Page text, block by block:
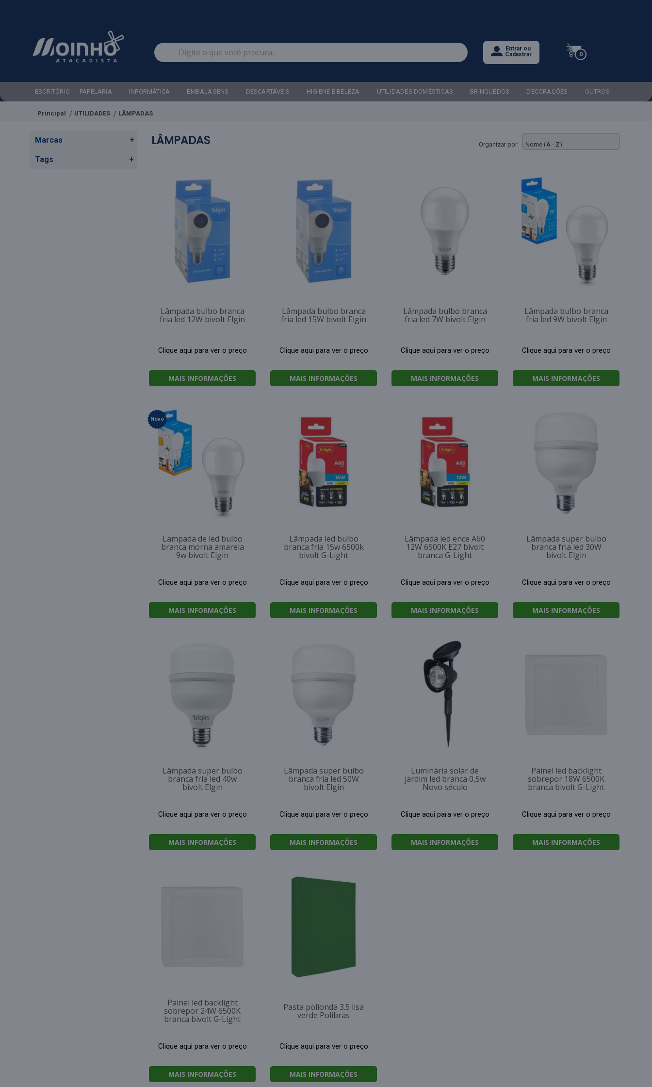
Entrar ou
Cadastrar
0
ESCRITÓRIO PAPELARIA INFORMÁTICA EMBALAGENS DESCARTÁVEIS HIGIENE E BELEZA UTILIDADES DOMÉSTICAS BRINQUEDOS DECORAÇÕES OUTROS
Principal UTILIDADES LÂMPADAS
Marcas +
Tags +
LÂMPADAS Organizar por:
Lâmpada bulbo branca
fria led 12W bivolt Elgin
Clique aqui para ver o preço
MAIS INFORMAÇÕES
Lâmpada bulbo branca
fria led 15W bivolt Elgin
Clique aqui para ver o preço
MAIS INFORMAÇÕES
Lâmpada bulbo branca
fria led 7W bivolt Elgin
Clique aqui para ver o preço
MAIS INFORMAÇÕES
Lâmpada bulbo branca
fria led 9W bivolt Elgin
Clique aqui para ver o preço
MAIS INFORMAÇÕES
Novo
Lampada de led bulbo
branca morna amarela
9w bivolt Elgin
Clique aqui para ver o preço
MAIS INFORMAÇÕES
Lâmpada led bulbo
branca fria 15w 6500k
bivolt G-Light
Clique aqui para ver o preço
MAIS INFORMAÇÕES
Lâmpada led ence A60
12W 6500K E27 bivolt
branca G-Light
Clique aqui para ver o preço
MAIS INFORMAÇÕES
Lâmpada super bulbo
branca fria led 30W
bivolt Elgin
Clique aqui para ver o preço
MAIS INFORMAÇÕES
Lâmpada super bulbo
branca fria led 40w
bivolt Elgin
Clique aqui para ver o preço
MAIS INFORMAÇÕES
Lâmpada super bulbo
branca fria led 50W
bivolt Elgin
Clique aqui para ver o preço
MAIS INFORMAÇÕES
Luminária solar de
jardim led branca 0,5w
Novo século
Clique aqui para ver o preço
MAIS INFORMAÇÕES
Painel led backlight
sobrepor 18W 6500K
branca bivolt G-Light
Clique aqui para ver o preço
MAIS INFORMAÇÕES
Painel led backlight
sobrepor 24W 6500K
branca bivolt G-Light
Clique aqui para ver o preço
MAIS INFORMAÇÕES
Pasta polionda 3.5 lisa
verde Polibras
Clique aqui para ver o preço
MAIS INFORMAÇÕES